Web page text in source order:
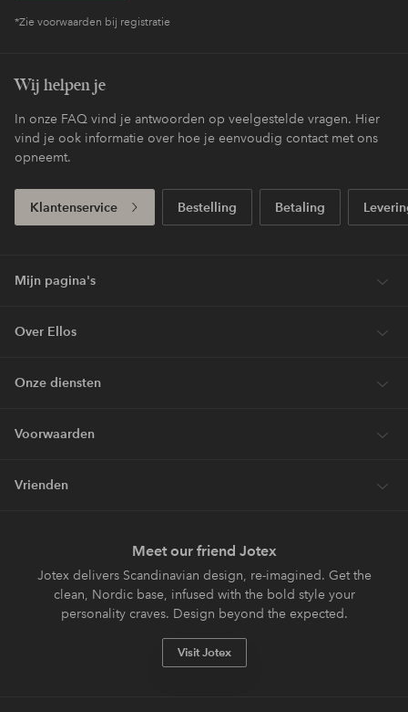
*Zie voorwaarden bij registratie
Wij helpen je
In onze FAQ vind je antwoorden op veelgestelde vragen. Hier
vind je ook informatie over hoe je eenvoudig contact met ons
opneemt.
Klantenservice Bestelling Betaling
Mijn pagina's
Over Ellos
Onze diensten
Voorwaarden
Vrienden
Meet our friend Jotex
Jotex delivers Scandinavian design, re-imagined. Get the
clean, Nordic base, infused with the bold style your
personality craves. Design beyond the expected.
Visit Jotex